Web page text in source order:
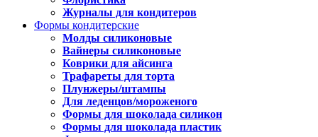
Журналы для кондитеров
Формы кондитерские
Молды силиконовые
Вайнеры силиконовые
Коврики для айсинга
Трафареты для торта
Плунжеры/штампы
Для леденцов/мороженого
Формы для шоколада силикон
Формы для шоколада пластик